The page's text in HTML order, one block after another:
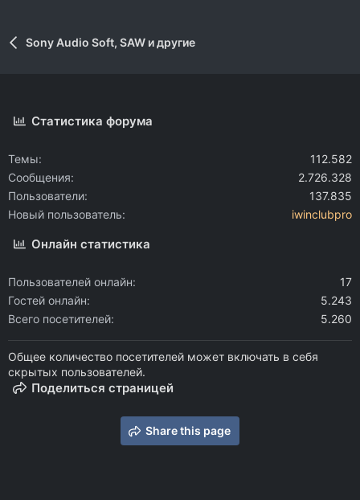
Sony Audio Soft, SAW и другие
Статистика форума
Темы
112.582
Сообщения
2.726.328
Пользователи
137.835
Новый пользователь
iwinclubpro
Онлайн статистика
Пользователей онлайн
17
Гостей онлайн
5.243
Всего посетителей
5.260
Общее количество посетителей может включать в себя
скрытых пользователей.
Поделиться страницей
Share this page